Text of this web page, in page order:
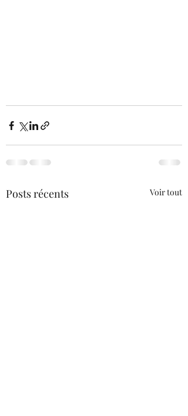
Posts récents Voir tout